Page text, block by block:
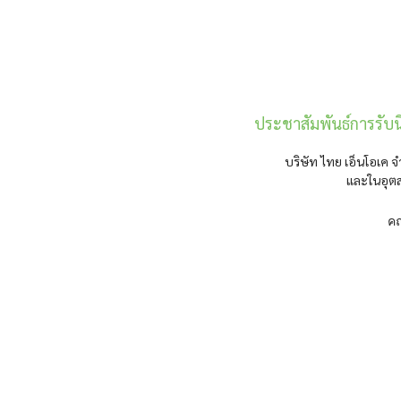
ประชาสัมพันธ์การรับ
บริษัท ไทย เอ็นโอเค
และในอุต
คณะวิศวกรรมศ
– สาขาวิชาวิศวกรรม
– สาขาวิชาวิศวกรรม
– สาขาวิชาวิศวกร
– สาขาวิชาวิศวกรรมค